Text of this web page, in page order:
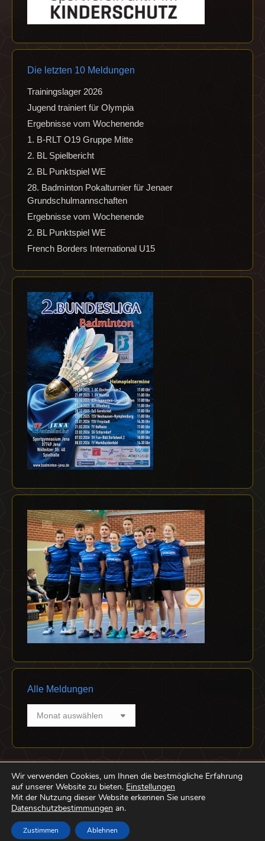
Die letzten 10 Meldungen
Trainingslager 2026
Jugend trainiert für Olympia
Ergebnisse vom Wochenende
1. B-RLT O19 Gruppe Mitte
2. BL Spielbericht
2. BL Punktspiel WE
28. Badminton Pokalturnier für Jenaer
Grundschulmannschaften
Ergebnisse vom Wochenende
2. BL Punktspiel WE
French Borders International U15
Alle Meldungen
Alle
Footer
Abteilung Badminton
Wir verwenden Cookies, um Ihnen die bestmögliche Erfahrung
auf unserer Website zu bieten. Einstellungen
Mit der Nutzung dieser Website erkennen Sie unsere
Datenschutzbestimmungen an.
Zustimmen Ablehnen